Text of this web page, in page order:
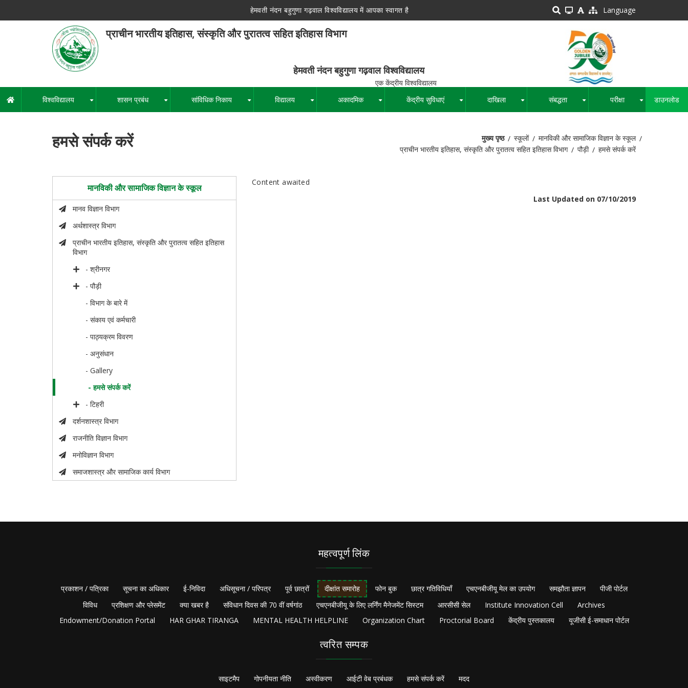
हेमवती नंदन बहुगुणा गढ़वाल विश्वविद्यालय में आपका स्वागत है Language
प्राचीन भारतीय इतिहास, संस्कृति और पुरातत्व सहित इतिहास विभाग
हेमवती नंदन बहुगुणा गढ़वाल विश्वविद्यालय
एक केंद्रीय विश्वविद्यालय
मुख्य
नेविगेशन
विश्वविद्यालय शासन प्रबंध सांविधिक निकाय विद्यालय अकादमिक केंद्रीय सुविधाएं दाखिला संबद्धता परीक्षा डाउनलोड
हमसे संपर्क करें मुख्य पृष्ठ स्कूलों
मानविकी और सामाजिक विज्ञान के स्कूल
प्राचीन भारतीय इतिहास, संस्कृति और पुरातत्व सहित इतिहास विभाग
पौड़ी हमसे संपर्क करें
मानविकी और सामाजिक विज्ञान के स्कूल
मानव विज्ञान विभाग
अर्थशास्त्र विभाग
प्राचीन भारतीय इतिहास, संस्कृति और पुरातत्व सहित इतिहास
विभाग
- श्रीनगर
- पौड़ी
- विभाग के बारे में
- संकाय एवं कर्मचारी
- पाठ्यक्रम विवरण
- अनुसंधान
- Gallery
- हमसे संपर्क करें
- टिहरी
दर्शनशास्त्र विभाग
राजनीति विज्ञान विभाग
मनोविज्ञान विभाग
समाजशास्त्र और सामाजिक कार्य विभाग
Content awaited
Last Updated on 07/10/2019
महत्वपूर्ण लिंक
प्रकाशन / पत्रिका सूचना का अधिकार ई-निविदा अधिसूचना / परिपत्र पूर्व छात्रों दीक्षांत समारोह फोन बुक छात्र गतिविधियाँ एचएनबीजीयू मेल का उपयोग समझौता ज्ञापन
पीजी पोर्टल
विविध
प्रशिक्षण और प्लेसमेंट क्या खबर है संविधान दिवस की 70 वीं वर्षगांठ एचएनबीजीयू के लिए लर्निंग मैनेजमेंट सिस्टम आरसीसी सेल Institute Innovation Cell
Archives
Endowment/Donation Portal
HAR GHAR TIRANGA MENTAL HEALTH HELPLINE Organization Chart Proctorial Board केंद्रीय पुस्तकालय यूजीसी ई-समाधान पोर्टल
त्वरित सम्पक
साइटमैप गोपनीयता नीति अस्वीकरण आईटी वेब प्रबंधक हमसे संपर्क करें मदद